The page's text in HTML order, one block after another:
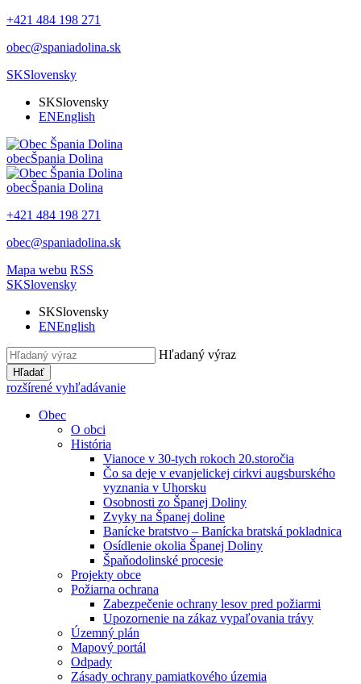
+421 484 198 271
obec@spaniadolina.sk
SKSlovensky
SKSlovensky
ENEnglish
obecŠpania Dolina
obecŠpania Dolina
+421 484 198 271
obec@spaniadolina.sk
Mapa webu RSS
SKSlovensky
SKSlovensky
ENEnglish
Hľadaný výraz
Hľadať
rozšírené vyhľadávanie
Obec
O obci
História
Vianoce v 30-tych rokoch 20.storočia
Čo sa deje v evanjelickej cirkvi augsburského
vyznania v Uhorsku
Osobnosti zo Španej Doliny
Zvyky na Španej doline
Banícke bratstvo – Banícka bratská pokladnica
Osídlenie okolia Španej Doliny
Špaňodolinské procesie
Projekty obce
Požiarna ochrana
Zabezpečenie ochrany lesov pred požiarmi
Upozornenie na zákaz vypaľovania trávy
Územný plán
Mapový portál
Odpady
Zásady ochrany pamiatkového územia